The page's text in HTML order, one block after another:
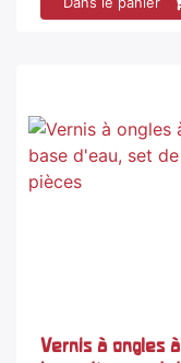
Vernis à ongles à